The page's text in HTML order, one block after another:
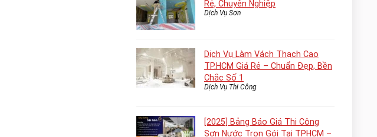
Rẻ, Chuyên Nghiệp
Dịch Vụ Sơn
Dịch Vụ Làm Vách Thạch Cao
TP.HCM Giá Rẻ – Chuẩn Đẹp, Bền
Chắc Số 1
Dịch Vụ Thi Công
[2025] Bảng Báo Giá Thi Công
Sơn Nước Trọn Gói Tại TPHCM –